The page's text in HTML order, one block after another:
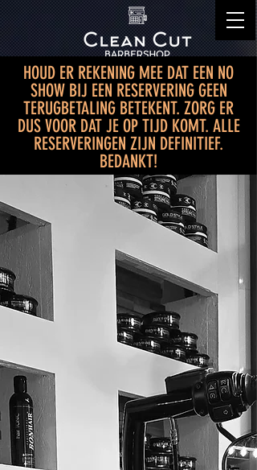
HOUD ER REKENING MEE DAT EEN NO
SHOW BIJ EEN RESERVERING GEEN
TERUGBETALING BETEKENT. ZORG ER
DUS VOOR DAT JE OP TIJD KOMT. ALLE
RESERVERINGEN ZIJN DEFINITIEF.
BEDANKT!